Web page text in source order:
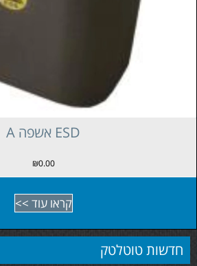
A קלסר טבעות ESD
0.00
קראו עוד >>
חדשות טוטלטק